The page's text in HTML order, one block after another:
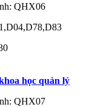
QHX06
học quản lý
QHX07